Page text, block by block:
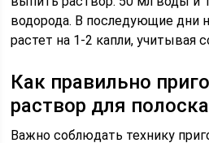
водорода. В последующие дни
растет на 1-2 капли, учитывая
Как правильно
раствор для
Важно соблюдать технику